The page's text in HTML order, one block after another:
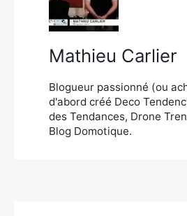
Mathieu Carlier
Blogueur passionné (ou
d'abord créé Deco
des Tendances, Drone
Blog Domotique.
: